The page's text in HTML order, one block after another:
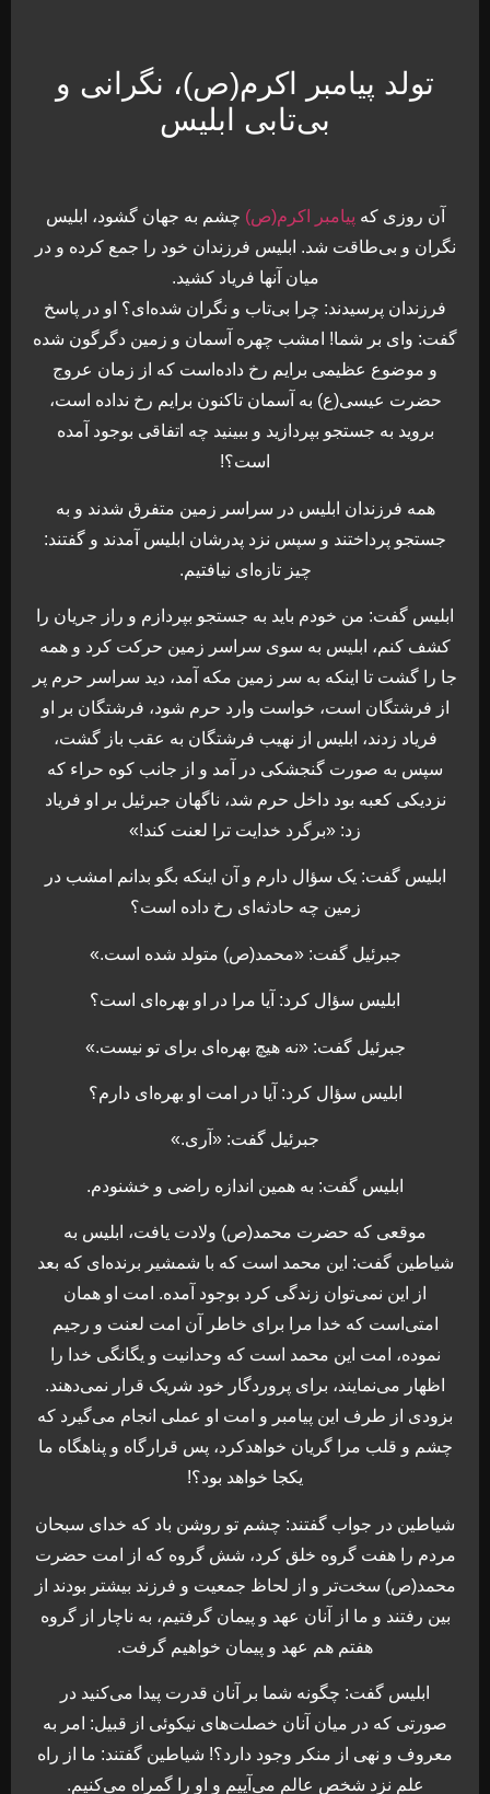
تولد پیامبر اکرم(ص)، نگرانی و
بی‌تابی ابلیس
آن روزی که پیامبر اکرم(ص) چشم به جهان گشود، ابلیس
نگران و بی‌طاقت شد. ابلیس فرزندان خود را جمع کرده و در
میان آنها فریاد کشید.
فرزندان پرسیدند: چرا بی‌تاب و نگران شده‌ای؟ او در پاسخ
گفت: وای بر شما! امشب چهره آسمان و زمین دگرگون شده
و موضوع عظیمی برایم رخ داده‌است که از زمان عروج
حضرت عیسی(ع) به آسمان تاکنون برایم رخ نداده است،
بروید به جستجو بپردازید و ببینید چه اتفاقی بوجود آمده
است؟!
همه فرزندان ابلیس در سراسر زمین متفرق شدند و به
جستجو پرداختند و سپس نزد پدرشان ابلیس آمدند و گفتند:
چیز تازه‌ای نیافتیم.
ابلیس گفت: من خودم باید به جستجو بپردازم و راز جریان را
کشف کنم، ابلیس به سوی سراسر زمین حرکت کرد و همه
جا را گشت تا اینکه به سر زمین مکه آمد، دید سراسر حرم پر
از فرشتگان است، خواست وارد حرم شود، فرشتگان بر او
فریاد زدند، ابلیس از نهیب فرشتگان به عقب باز گشت،
سپس به صورت گنجشکی در آمد و از جانب کوه حراء که
نزدیکی کعبه بود داخل حرم شد، ناگهان جبرئیل بر او فریاد
زد: «برگرد خدایت ترا لعنت کند!»
ابلیس گفت: یک سؤال دارم و آن اینکه بگو بدانم امشب در
زمین چه حادثه‌ای رخ داده است؟
جبرئیل گفت: «محمد(ص) متولد شده است.»
ابلیس سؤال کرد: آیا مرا در او بهره‌ای است؟
جبرئیل گفت: «نه هیچ بهره‌ای برای تو نیست.»
ابلیس سؤال کرد: آیا در امت او بهره‌ای دارم؟
جبرئیل گفت: «آری.»
ابلیس گفت: به همین اندازه راضی و خشنودم.
موقعی که حضرت محمد(ص) ولادت یافت، ابلیس به
شیاطین گفت: این محمد است که با شمشیر برنده‌ای که بعد
از این نمی‌توان زندگی کرد بوجود آمده. امت او همان
امتی‌است که خدا مرا برای خاطر آن امت لعنت و رجیم
نموده، امت این محمد است که وحدانیت و یگانگی خدا را
اظهار می‌نمایند، برای پروردگار خود شریک قرار نمی‌دهند.
بزودی از طرف این پیامبر و امت او عملی انجام می‌گیرد که
چشم و قلب مرا گریان خواهدکرد، پس قرارگاه و پناهگاه ما
یکجا خواهد بود؟!
شیاطین در جواب گفتند: چشم تو روشن باد که خدای سبحان
مردم را هفت گروه خلق کرد، شش گروه که از امت حضرت
محمد(ص) سخت‌تر و از لحاظ جمعیت و فرزند بیشتر بودند از
بین رفتند و ما از آنان عهد و پیمان گرفتیم، به ناچار از گروه
هفتم هم عهد و پیمان خواهیم گرفت.
ابلیس گفت: چگونه شما بر آنان قدرت پیدا می‌کنید در
صورتی که در میان آنان خصلت‌های نیکوئی از قبیل: امر به
معروف و نهی از منکر وجود دارد؟! شیاطین گفتند: ما از راه
علم نزد شخص عالم می‌آییم و او را گمراه می‌کنیم.